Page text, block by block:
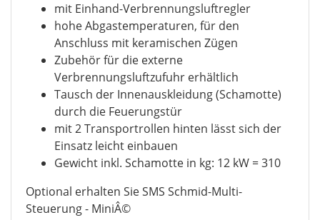
mit Einhand-Verbrennungsluftregler
hohe Abgastemperaturen, für den
Anschluss mit keramischen Zügen
Zubehör für die externe
Verbrennungsluftzufuhr erhältlich
Tausch der Innenauskleidung (Schamotte)
durch die Feuerungstür
mit 2 Transportrollen hinten lässt sich der
Einsatz leicht einbauen
Gewicht inkl. Schamotte in kg: 12 kW = 310
Optional erhalten Sie SMS Schmid-Multi-
Steuerung - MiniÂ©